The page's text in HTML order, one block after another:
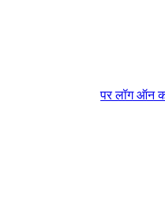
पर लॉग ऑन
इस